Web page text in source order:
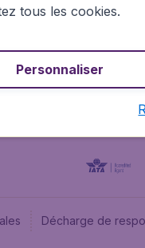
Vols pas chers
Décharge de
tous les cookies.
Personnaliser